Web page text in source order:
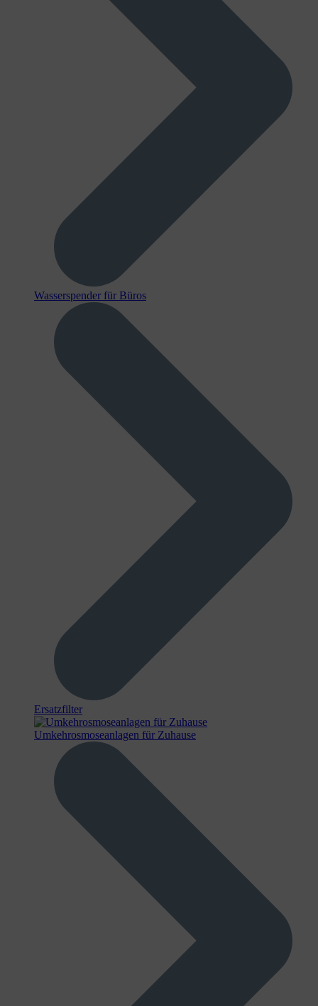
Wasserspender für Büros
Ersatzfilter
Umkehrosmoseanlagen für Zuhause